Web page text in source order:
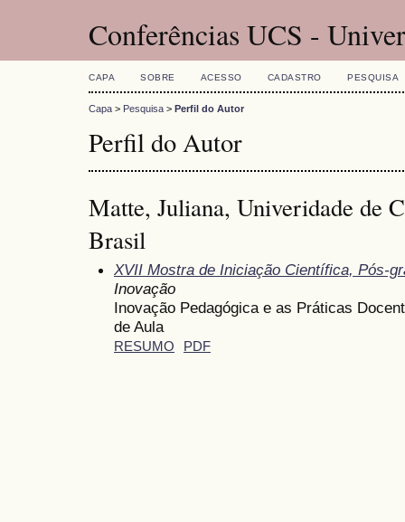
Conferências UCS -
CAPA SOBRE ACESSO CADASTRO PESQUISA
Capa > Pesquisa > Perfil do Autor
Perfil do Autor
Matte, Juliana, Univeridade de
Brasil
XVII Mostra de Iniciação Científica, Pós-
Inovação
Inovação Pedagógica e as Práticas
de Aula
RESUMO PDF